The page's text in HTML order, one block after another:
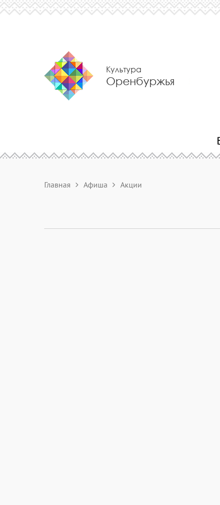
Культура
Оренбуржья
Главная Афиша Акции